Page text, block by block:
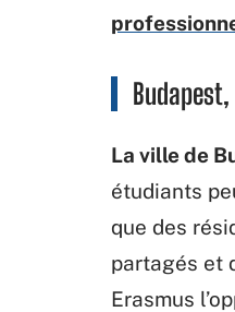
La ville de
étudiants
que des
partagés et
Erasmus